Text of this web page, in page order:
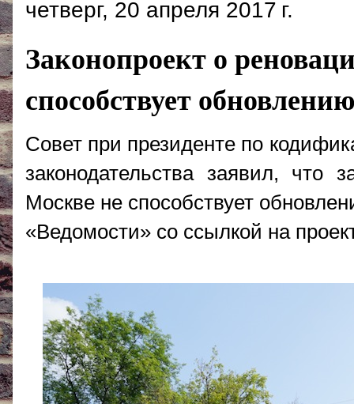
четверг, 20 апреля 2017 г.
Законопроект о
способствует
Совет при президенте по
законодательства заявил, что
Москве не способствует
«Ведомости» со ссылкой на